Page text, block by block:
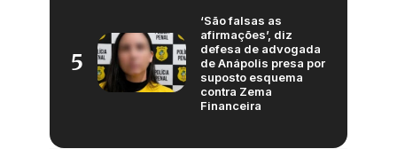
5
‘São falsas as
afirmações’, diz
defesa de advogada
de Anápolis presa por
suposto esquema
contra Zema
Financeira